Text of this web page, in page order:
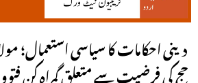
دینی احکامات کا سیاسی استعمال؛
حج کی فرضیت سے متعلق گمراہ کن